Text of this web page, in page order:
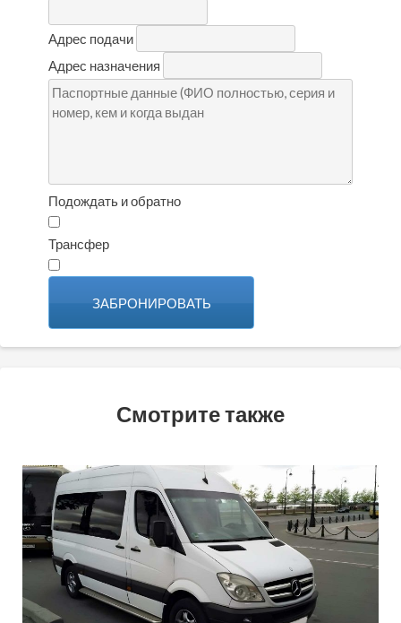
Адрес подачи
Адрес назначения
Подождать и обратно
Трансфер
ЗАБРОНИРОВАТЬ
Смотрите также